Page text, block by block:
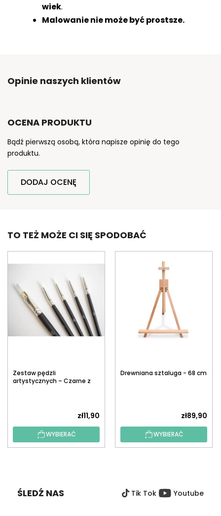
wiek.
Malowanie nie może być prostsze.
Opinie naszych klientów
OCENA PRODUKTU
Bądź pierwszą osobą, która napisze opinię do tego
produktu.
DODAJ OCENĘ
TO TEŻ MOŻE CI SIĘ SPODOBAĆ
Zestaw pędzli
artystycznych – Czarne z
zł11,90
WYBIERAĆ
Drewniana sztaluga - 68 cm
zł89,90
WYBIERAĆ
ŚLEDŹ NAS Tik Tok Youtube